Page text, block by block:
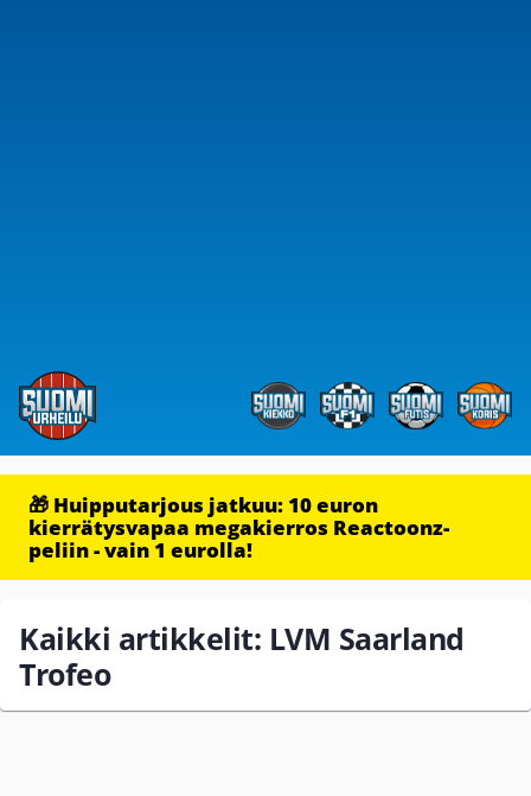
🎁 Huipputarjous jatkuu: 10 euron
kierrätysvapaa megakierros Reactoonz-
peliin - vain 1 eurolla!
Kaikki artikkelit: LVM Saarland
Trofeo